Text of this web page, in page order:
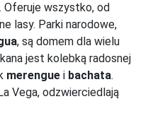
Oferuje wszystko, od
lasy. Parki narodowe,
, są domem dla wielu
jest kolebką radosnej
merengue i bachata.
Vega, odzwierciedlają